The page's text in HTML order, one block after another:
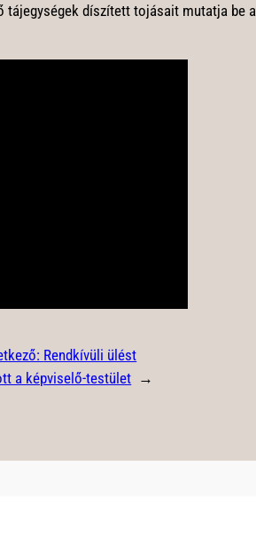
tájegységek díszített tojásait mutatja be a
Rendkívüli ülést
a képviselő-testület →